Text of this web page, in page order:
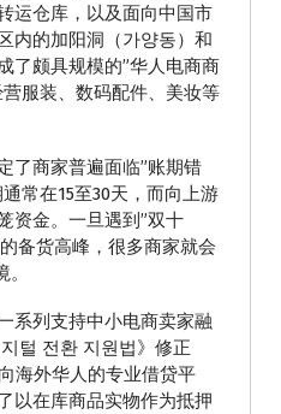
运仓库，以及面向中国市
内的加阳洞（가양동）和
了颇具规模的”华人电商商
服装、数码配件、美妆等
了商家普遍面临”账期错
常在15至30天，而向上游
资金。一旦遇到”双十
备货高峰，很多商家就会
系列支持中小电商卖家融
털 전환 지원법》修正
海外华人的专业借贷平
以在库商品实物作为抵押